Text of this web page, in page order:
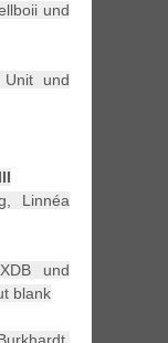
und
und
Linnéa
und
blank